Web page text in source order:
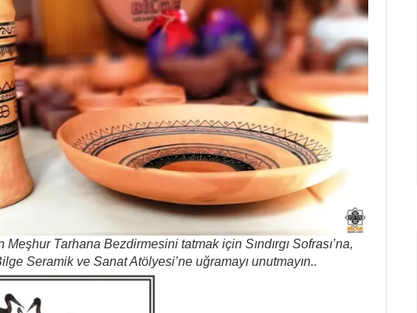
Meşhur Tarhana Bezdirmesini tatmak için Sındırgı Sofrası’na,
Seramik ve Sanat Atölyesi’ne uğramayı unutmayın..